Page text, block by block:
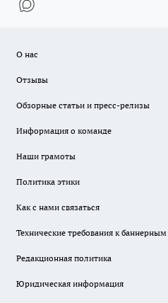
О нас
Отзывы
Обзорные статьи и пресс-релизы
Информация о команде
Наши грамоты
Политика этики
Как с нами связаться
Технические требования к
Редакционная политика
Юридическая информация